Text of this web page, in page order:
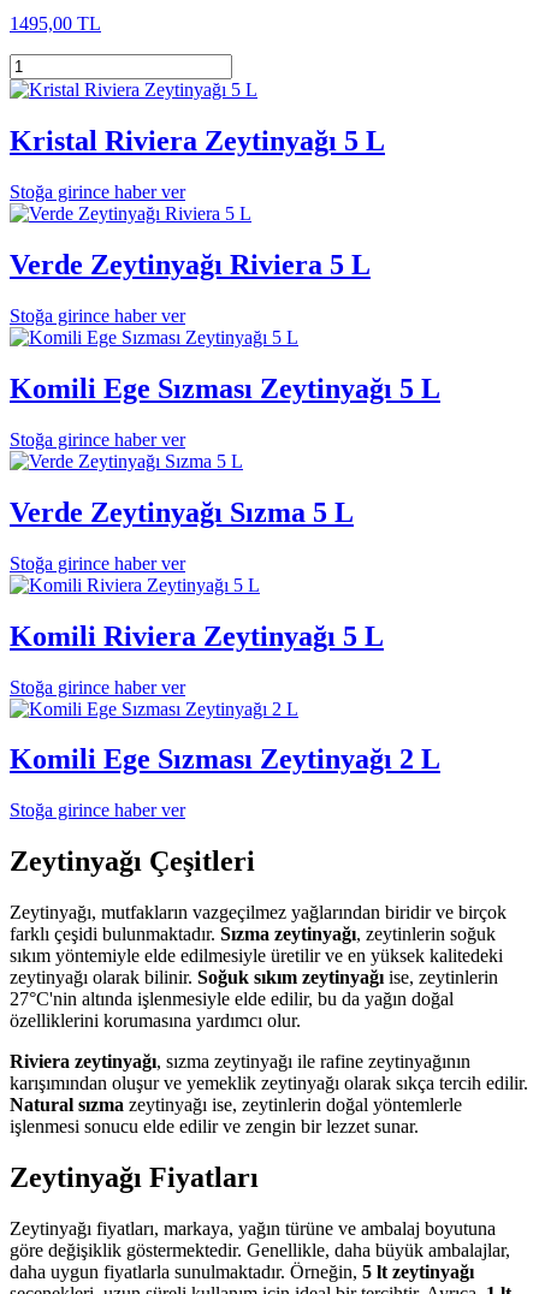
1495,00 TL
Kristal Riviera Zeytinyağı 5 L
Stoğa girince haber ver
Verde Zeytinyağı Riviera 5 L
Stoğa girince haber ver
Komili Ege Sızması Zeytinyağı 5 L
Stoğa girince haber ver
Verde Zeytinyağı Sızma 5 L
Stoğa girince haber ver
Komili Riviera Zeytinyağı 5 L
Stoğa girince haber ver
Komili Ege Sızması Zeytinyağı 2 L
Stoğa girince haber ver
Zeytinyağı Çeşitleri
Zeytinyağı, mutfakların vazgeçilmez yağlarından biridir ve birçok
farklı çeşidi bulunmaktadır. Sızma zeytinyağı, zeytinlerin soğuk
sıkım yöntemiyle elde edilmesiyle üretilir ve en yüksek kalitedeki
zeytinyağı olarak bilinir. Soğuk sıkım zeytinyağı ise, zeytinlerin
27°C'nin altında işlenmesiyle elde edilir, bu da yağın doğal
özelliklerini korumasına yardımcı olur.
Riviera zeytinyağı, sızma zeytinyağı ile rafine zeytinyağının
karışımından oluşur ve yemeklik zeytinyağı olarak sıkça tercih edilir.
Natural sızma zeytinyağı ise, zeytinlerin doğal yöntemlerle
işlenmesi sonucu elde edilir ve zengin bir lezzet sunar.
Zeytinyağı Fiyatları
Zeytinyağı fiyatları, markaya, yağın türüne ve ambalaj boyutuna
göre değişiklik göstermektedir. Genellikle, daha büyük ambalajlar,
daha uygun fiyatlarla sunulmaktadır. Örneğin, 5 lt zeytinyağı